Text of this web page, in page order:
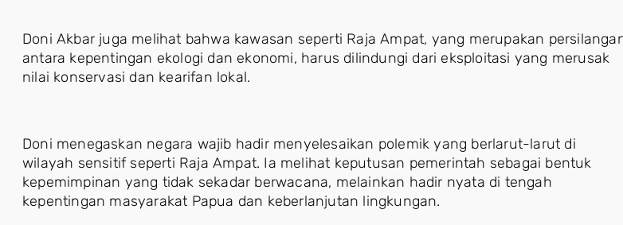
Doni Akbar juga melihat bahwa kawasan seperti Raja Ampat, yang merupakan
antara kepentingan ekologi dan ekonomi, harus dilindungi dari eksploitasi yang merusak
nilai konservasi dan kearifan lokal.
Doni menegaskan negara wajib hadir menyelesaikan polemik yang berlarut-larut di
wilayah sensitif seperti Raja Ampat. Ia melihat keputusan pemerintah sebagai bentuk
kepemimpinan yang tidak sekadar berwacana, melainkan hadir nyata di tengah
kepentingan masyarakat Papua dan keberlanjutan lingkungan.